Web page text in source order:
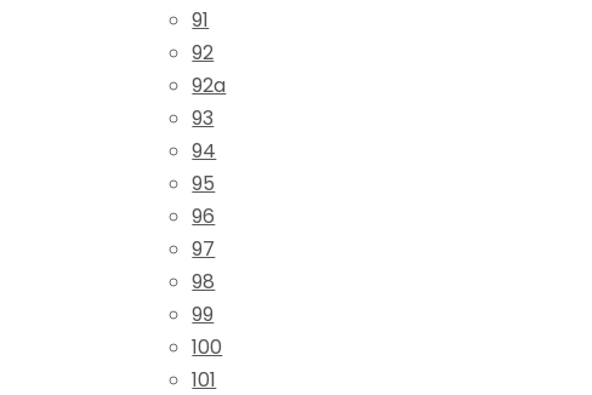
91
92
92a
93
94
95
96
97
98
99
100
101